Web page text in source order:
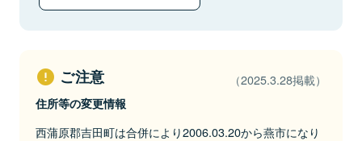
ご注意 （2025.3.28掲載）
住所等の変更情報
西蒲原郡吉田町は合併により2006.03.20から燕市になり